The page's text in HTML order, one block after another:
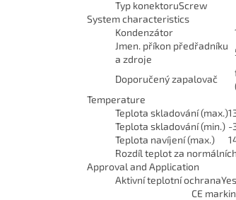
Typ konektoruScrew
System characteristics
Kondenzátor
Jmen. příkon předřadníku
a zdroje
Doporučený zapalovač
Temperature
Teplota skladování (max.)
Teplota skladování (min.) -
Teplota navíjení (max.)
Rozdíl teplot za
Approval and Application
Aktivní teplotní ochranaYes
CE